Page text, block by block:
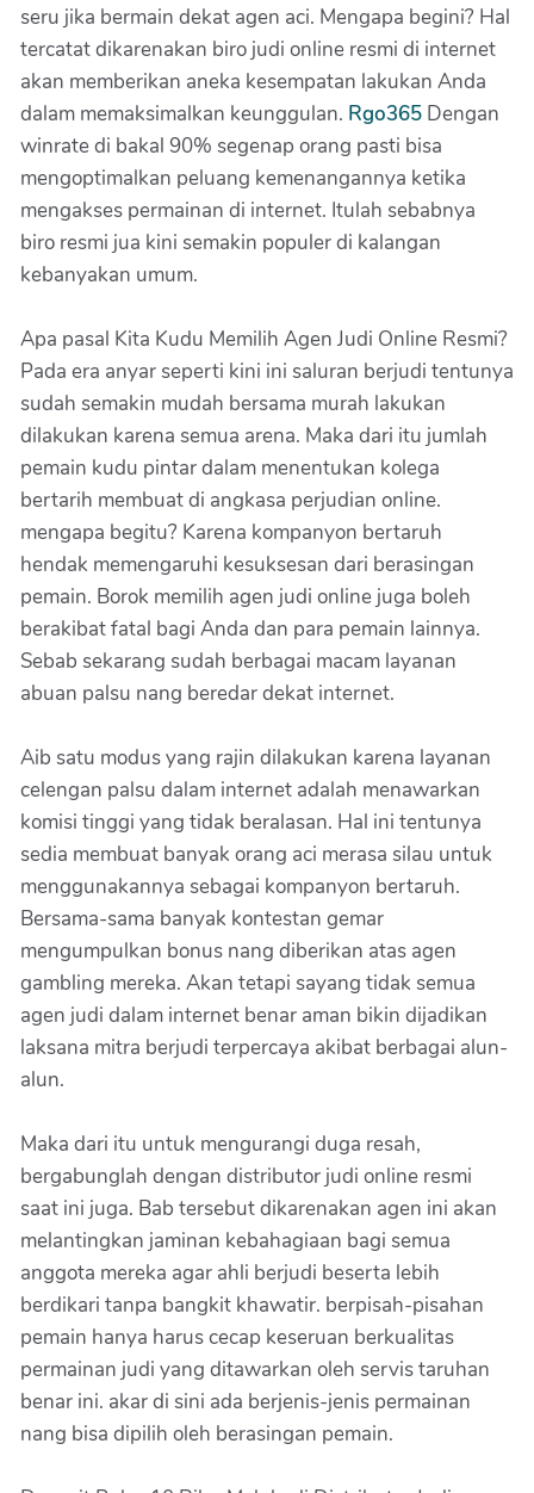
seru jika bermain dekat agen aci. Mengapa begini? Hal
tercatat dikarenakan biro judi online resmi di internet
akan memberikan aneka kesempatan lakukan Anda
dalam memaksimalkan keunggulan. Rgo365 Dengan
winrate di bakal 90% segenap orang pasti bisa
mengoptimalkan peluang kemenangannya ketika
mengakses permainan di internet. Itulah sebabnya
biro resmi jua kini semakin populer di kalangan
kebanyakan umum.
Apa pasal Kita Kudu Memilih Agen Judi Online Resmi?
Pada era anyar seperti kini ini saluran berjudi tentunya
sudah semakin mudah bersama murah lakukan
dilakukan karena semua arena. Maka dari itu jumlah
pemain kudu pintar dalam menentukan kolega
bertarih membuat di angkasa perjudian online.
mengapa begitu? Karena kompanyon bertaruh
hendak memengaruhi kesuksesan dari berasingan
pemain. Borok memilih agen judi online juga boleh
berakibat fatal bagi Anda dan para pemain lainnya.
Sebab sekarang sudah berbagai macam layanan
abuan palsu nang beredar dekat internet.
Aib satu modus yang rajin dilakukan karena layanan
celengan palsu dalam internet adalah menawarkan
komisi tinggi yang tidak beralasan. Hal ini tentunya
sedia membuat banyak orang aci merasa silau untuk
menggunakannya sebagai kompanyon bertaruh.
Bersama-sama banyak kontestan gemar
mengumpulkan bonus nang diberikan atas agen
gambling mereka. Akan tetapi sayang tidak semua
agen judi dalam internet benar aman bikin dijadikan
laksana mitra berjudi terpercaya akibat berbagai alun-
alun.
Maka dari itu untuk mengurangi duga resah,
bergabunglah dengan distributor judi online resmi
saat ini juga. Bab tersebut dikarenakan agen ini akan
melantingkan jaminan kebahagiaan bagi semua
anggota mereka agar ahli berjudi beserta lebih
berdikari tanpa bangkit khawatir. berpisah-pisahan
pemain hanya harus cecap keseruan berkualitas
permainan judi yang ditawarkan oleh servis taruhan
benar ini. akar di sini ada berjenis-jenis permainan
nang bisa dipilih oleh berasingan pemain.